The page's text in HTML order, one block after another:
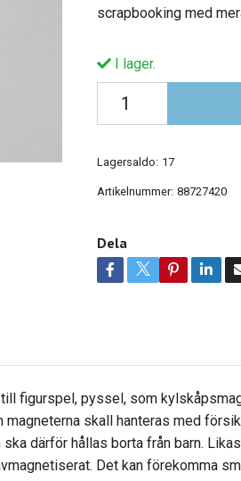
scrapbooking med
I lager.
Lagersaldo: 17
Artikelnummer: 88727420
Dela
figurspel, pyssel, som
skall hanteras med
därför hållas borta från barn.
Det kan förekomma